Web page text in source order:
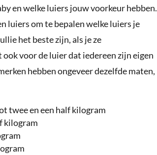
en welke luiers jouw voorkeur hebben.
luiers om te bepalen welke luiers je
het beste zijn, als je ze
voor de luier dat iedereen zijn eigen
hebben ongeveer dezelfde maten,
twee en een half kilogram
kilogram